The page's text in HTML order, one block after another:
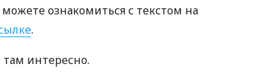
ознакомиться с текстом на
.
интересно.